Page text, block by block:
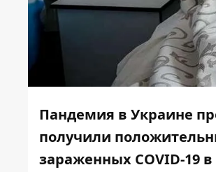
Пандемия в Украине
получили
зараженных COVID-19